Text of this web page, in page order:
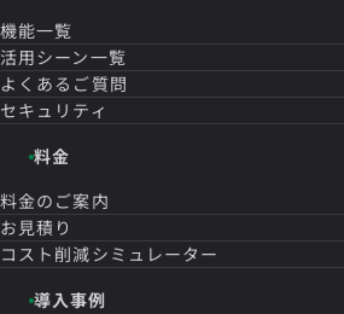
機能一覧
活用シーン一覧
よくあるご質問
セキュリティ
料金
料金のご案内
お見積り
コスト削減シミュレーター
導入事例